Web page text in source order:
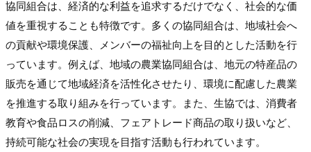
協同組合は、経済的な利益を追求するだけでなく、社会的な価
値を重視することも特徴です。多くの協同組合は、地域社会へ
の貢献や環境保護、メンバーの福祉向上を目的とした活動を行
っています。例えば、地域の農業協同組合は、地元の特産品の
販売を通じて地域経済を活性化させたり、環境に配慮した農業
を推進する取り組みを行っています。また、生協では、消費者
教育や食品ロスの削減、フェアトレード商品の取り扱いなど、
持続可能な社会の実現を目指す活動も行われています。